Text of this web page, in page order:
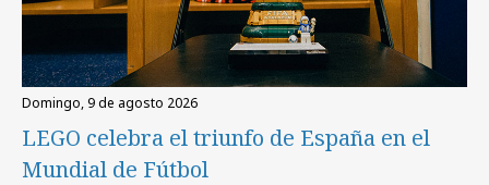
domingo, 9 de agosto 2026
LEGO celebra el triunfo de España en el
Mundial de Fútbol